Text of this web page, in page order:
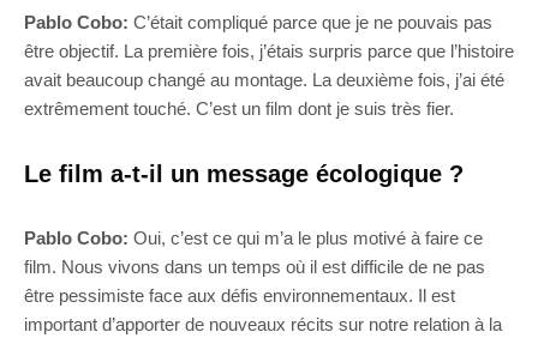
Pablo Cobo: C’était compliqué parce que je ne pouvais pas
être objectif. La première fois, j’étais surpris parce que l’histoire
avait beaucoup changé au montage. La deuxième fois, j’ai été
extrêmement touché. C’est un film dont je suis très fier.
Le film a-t-il un message écologique ?
Pablo Cobo: Oui, c’est ce qui m’a le plus motivé à faire ce
film. Nous vivons dans un temps où il est difficile de ne pas
être pessimiste face aux défis environnementaux. Il est
important d’apporter de nouveaux récits sur notre relation à la